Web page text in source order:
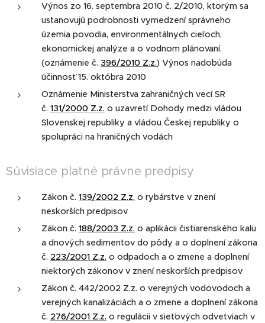
Výnos zo 16. septembra 2010 č. 2/2010, ktorým sa
ustanovujú podrobnosti vymedzení správneho
územia povodia, environmentálnych cieľoch,
ekonomickej analýze a o vodnom plánovaní.
(oznámenie č. 396/2010 Z.z.) Výnos nadobúda
účinnosť 15. októbra 2010
Oznámenie Ministerstva zahraničných vecí SR
č. 131/2000 Z.z. o uzavretí Dohody medzi vládou
Slovenskej republiky a vládou Českej republiky o
spolupráci na hraničných vodách
Súvisiace platné právne predpisy
Zákon č. 139/2002 Z.z. o rybárstve v znení
neskorších predpisov
Zákon č. 188/2003 Z.z. o aplikácii čistiarenského kalu
a dnových sedimentov do pôdy a o doplnení zákona
č. 223/2001 Z.z. o odpadoch a o zmene a doplnení
niektorých zákonov v znení neskorších predpisov
Zákon č. 442/2002 Z.z. o verejných vodovodoch a
verejných kanalizáciách a o zmene a doplnení zákona
č. 276/2001 Z.z. o regulácii v sieťových odvetviach v